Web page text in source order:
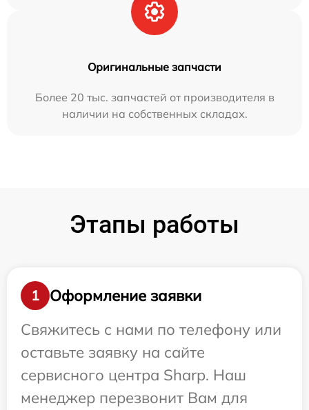
Оригинальные запчасти
Более 20 тыс. запчастей от производителя в
наличии на собственных складах.
Этапы работы
1
Оформление заявки
Свяжитесь с нами по телефону или
оставьте заявку на сайте
сервисного центра Sharp. Наш
менеджер перезвонит Вам для